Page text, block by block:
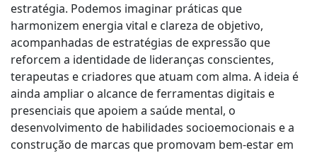
estratégia. Podemos imaginar práticas que
harmonizem energia vital e clareza de objetivo,
acompanhadas de estratégias de expressão que
reforcem a identidade de lideranças conscientes,
terapeutas e criadores que atuam com alma. A ideia é
ainda ampliar o alcance de ferramentas digitais e
presenciais que apoiem a saúde mental, o
desenvolvimento de habilidades socioemocionais e a
construção de marcas que promovam bem-estar em